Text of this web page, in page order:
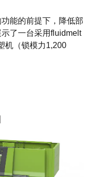
能的前提下，降低部
了一台采用fluidmelt
机（锁模力1,200